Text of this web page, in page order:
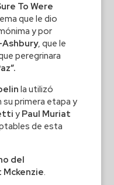
To Were
que le dio
y por
, que le
peregrinara
la utilizó
primera etapa y
y Paul Muriat
de esta
del
.